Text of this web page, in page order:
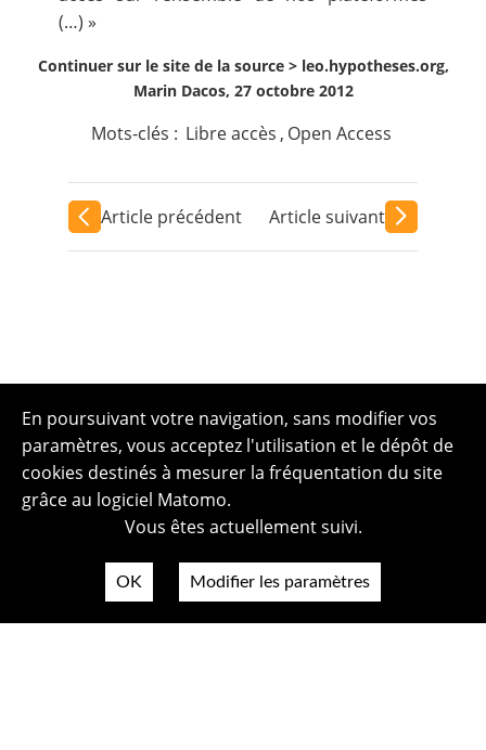
(…) »
Continuer sur le site de la source > leo.hypotheses.org,
Marin Dacos, 27 octobre 2012
Mots-clés : Libre accès , Open Access
Article précédent Article suivant
En poursuivant votre navigation, sans modifier vos
paramètres, vous acceptez l'utilisation et le dépôt de
cookies destinés à mesurer la fréquentation du site
grâce au logiciel Matomo.
Vous êtes actuellement suivi.
OK Modifier les paramètres